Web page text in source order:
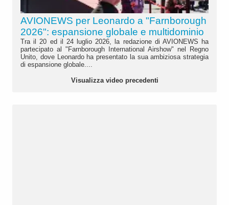
AVIONEWS per Leonardo a "Farnborough
2026": espansione globale e multidominio
Tra il 20 ed il 24 luglio 2026, la redazione di AVIONEWS ha
partecipato al "Farnborough International Airshow" nel Regno
Unito, dove Leonardo ha presentato la sua ambiziosa strategia
di espansione globale....
Visualizza video precedenti